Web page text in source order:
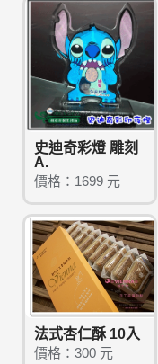
史迪奇彩燈 雕刻
A.
價格：1699 元
法式杏仁酥 10入
價格：300 元